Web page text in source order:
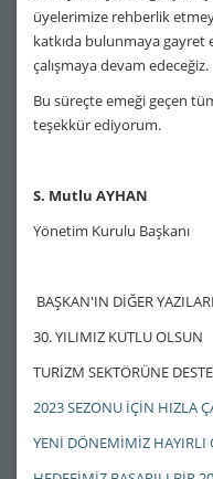
üyelerimize rehberlik
katkıda bulunmaya gayret
çalışmaya devam edeceğiz.
Bu süreçte emeği geçen
teşekkür ediyorum.
S. Mutlu AYHAN
Yönetim Kurulu Başkanı
BAŞKAN'IN DİĞER YAZILARI
30. YILIMIZ KUTLU OLSUN
TURİZM SEKTÖRÜNE
2023 SEZONU İÇİN HIZLA
YENİ DÖNEMİMİZ HAYIRLI